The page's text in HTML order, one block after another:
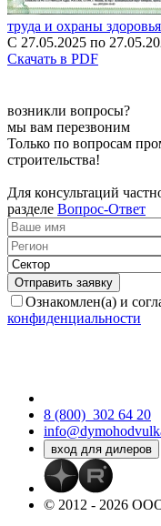
труда и охраны
С 27.05.2025 по
Скачать в PDF
возникли вопросы?
мы вам перезвоним
Только по вопросам
строительства!
Для консультаций
разделе Вопрос-Ответ
Ознакомлен(а) и
конфиденциальности
8 (800) 302 64 20
© 2012 - 2026